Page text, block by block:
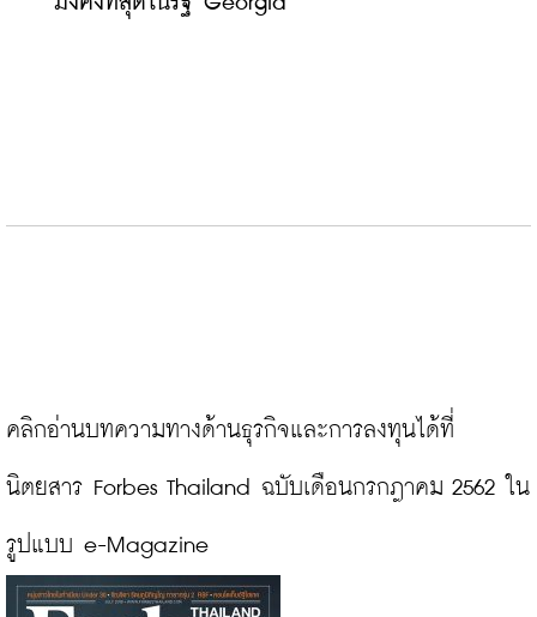
คลิกอ่านบทความทางด้านธุรกิจและการลงทุนได้ที่
นิตยสาร Forbes Thailand ฉบับเดือนกรกฎาคม 2562 ใน
รูปแบบ e-Magazine